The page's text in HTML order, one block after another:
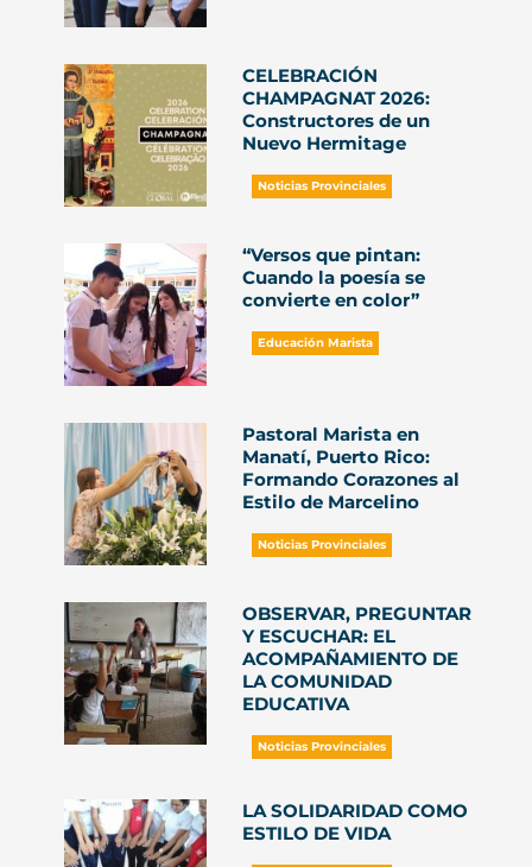
CELEBRACIÓN
CHAMPAGNAT 2026:
Constructores de un
Nuevo Hermitage
Noticias Provinciales
“Versos que pintan:
Cuando la poesía se
convierte en color”
Educación Marista
Pastoral Marista en
Manatí, Puerto Rico:
Formando Corazones al
Estilo de Marcelino
Noticias Provinciales
OBSERVAR, PREGUNTAR
Y ESCUCHAR: EL
ACOMPAÑAMIENTO DE
LA COMUNIDAD
EDUCATIVA
Noticias Provinciales
LA SOLIDARIDAD COMO
ESTILO DE VIDA